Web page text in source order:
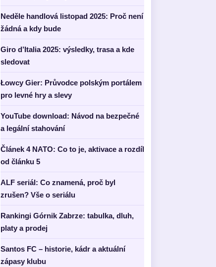
Neděle handlová listopad 2025: Proč není
žádná a kdy bude
Giro d’Italia 2025: výsledky, trasa a kde
sledovat
Łowcy Gier: Průvodce polským portálem
pro levné hry a slevy
YouTube download: Návod na bezpečné
a legální stahování
Článek 4 NATO: Co to je, aktivace a rozdíl
od článku 5
ALF seriál: Co znamená, proč byl
zrušen? Vše o seriálu
Rankingi Górnik Zabrze: tabulka, dluh,
platy a prodej
Santos FC – historie, kádr a aktuální
zápasy klubu